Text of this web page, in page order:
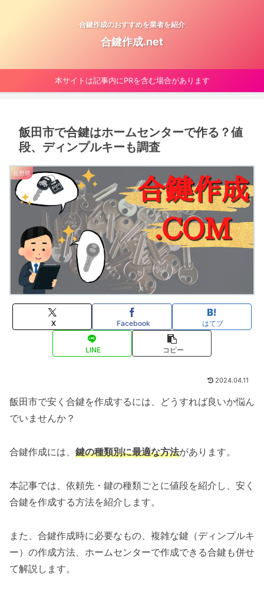
合鍵作成のおすすめを業者を紹介
合鍵作成.net
本サイトは記事内にPRを含む場合があります
飯田市で合鍵はホームセンターで作る？値
段、ディンプルキーも調査
長野県
X Facebook はてブ
LINE コピー
2024.04.11
飯田市で安く合鍵を作成するには、どうすれば良いか悩ん
でいませんか？
合鍵作成には、 鍵の種類別に最適な方法があります。
本記事では、依頼先・鍵の種類ごとに値段を紹介し、安く
合鍵を作成する方法を紹介します。
また、合鍵作成時に必要なもの、複雑な鍵（ディンプルキ
ー）の作成方法、ホームセンターで作成できる合鍵も併せ
て解説します。